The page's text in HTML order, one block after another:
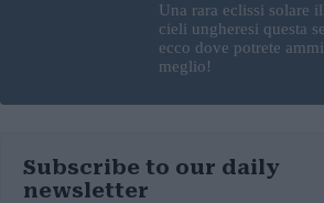
Una rara eclissi solare
cieli ungheresi questa
ecco dove potrete
meglio!
Subscribe to our daily
newsletter